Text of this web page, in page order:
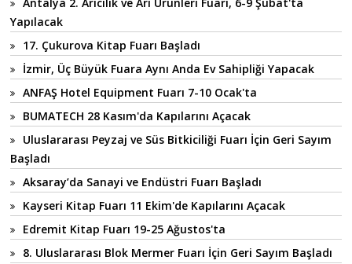
Antalya 2. Arıcılık ve Arı Ürünleri Fuarı, 6-9 Şubat'ta
Yapılacak
17. Çukurova Kitap Fuarı Başladı
İzmir, Üç Büyük Fuara Aynı Anda Ev Sahipliği Yapacak
ANFAŞ Hotel Equipment Fuarı 7-10 Ocak'ta
BUMATECH 28 Kasım'da Kapılarını Açacak
Uluslararası Peyzaj ve Süs Bitkiciliği Fuarı İçin Geri Sayım
Başladı
Aksaray’da Sanayi ve Endüstri Fuarı Başladı
Kayseri Kitap Fuarı 11 Ekim'de Kapılarını Açacak
Edremit Kitap Fuarı 19-25 Ağustos'ta
8. Uluslararası Blok Mermer Fuarı İçin Geri Sayım Başladı